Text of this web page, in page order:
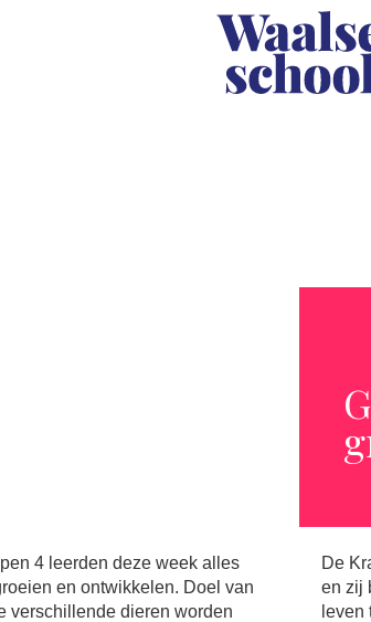
4 leerden deze week alles
en ontwikkelen. Doel van
verschillende dieren worden
daar veel jonge dieren geboren
de kans om al het pasgeboren
Voor de leerlingen van de